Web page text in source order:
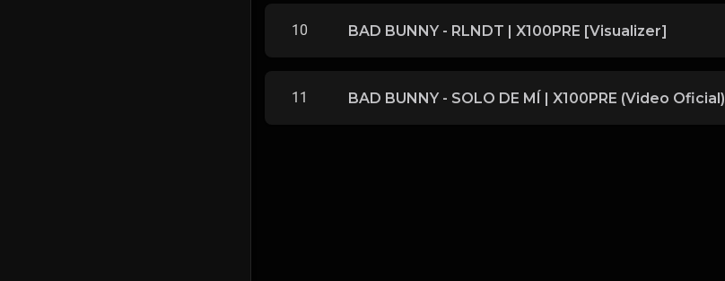
10 BAD BUNNY - RLNDT | X100PRE [Visualizer]
11 BAD BUNNY - SOLO DE MÍ | X100PRE (Video Oficial)